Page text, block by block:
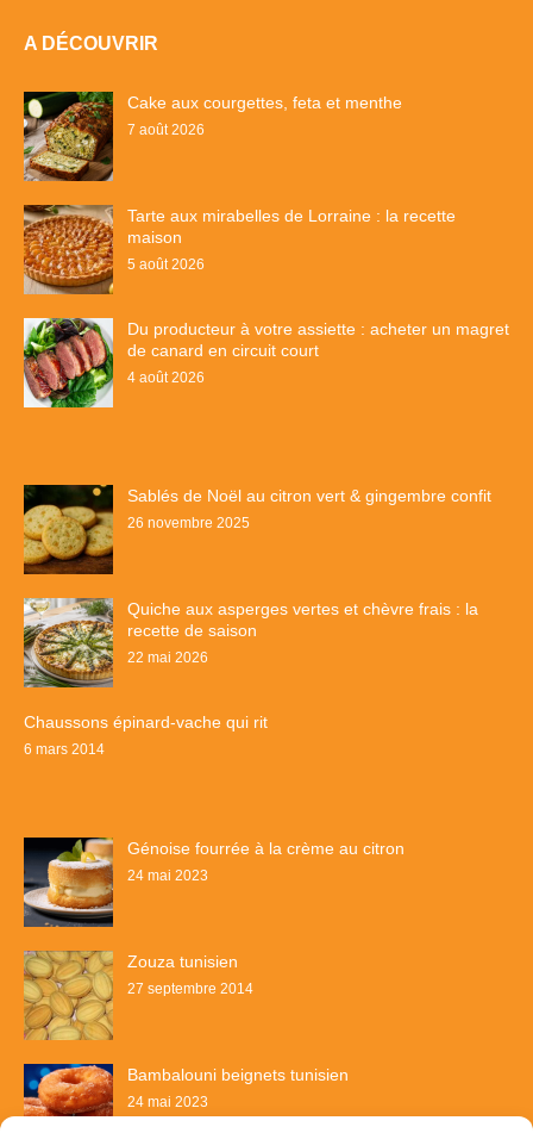
A DÉCOUVRIR
Cake aux courgettes, feta et menthe
7 août 2026
Tarte aux mirabelles de Lorraine : la recette
maison
5 août 2026
Du producteur à votre assiette : acheter un magret
de canard en circuit court
4 août 2026
Sablés de Noël au citron vert & gingembre confit
26 novembre 2025
Quiche aux asperges vertes et chèvre frais : la
recette de saison
22 mai 2026
Chaussons épinard-vache qui rit
6 mars 2014
Génoise fourrée à la crème au citron
24 mai 2023
Zouza tunisien
27 septembre 2014
Bambalouni beignets tunisien
24 mai 2023